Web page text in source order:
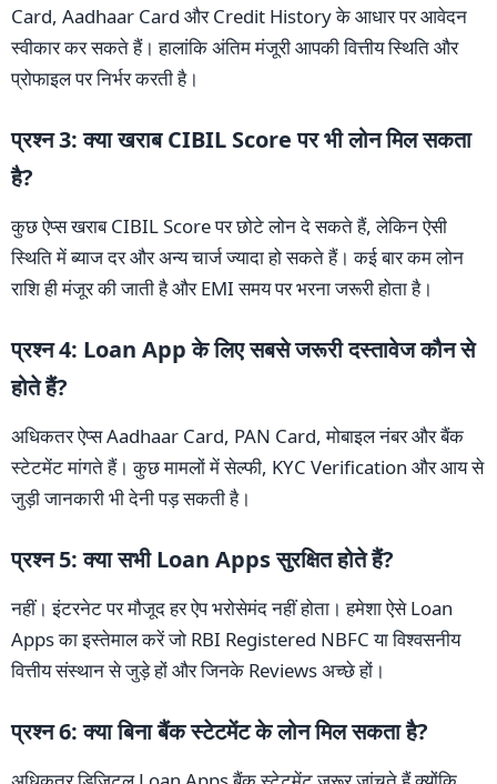
Card, Aadhaar Card और Credit History के आधार पर आवेदन
स्वीकार कर सकते हैं। हालांकि अंतिम मंजूरी आपकी वित्तीय स्थिति और
प्रोफाइल पर निर्भर करती है।
प्रश्न 3: क्या खराब CIBIL Score पर भी लोन मिल सकता
है?
कुछ ऐप्स खराब CIBIL Score पर छोटे लोन दे सकते हैं, लेकिन ऐसी
स्थिति में ब्याज दर और अन्य चार्ज ज्यादा हो सकते हैं। कई बार कम लोन
राशि ही मंजूर की जाती है और EMI समय पर भरना जरूरी होता है।
प्रश्न 4: Loan App के लिए सबसे जरूरी दस्तावेज कौन से
होते हैं?
अधिकतर ऐप्स Aadhaar Card, PAN Card, मोबाइल नंबर और बैंक
स्टेटमेंट मांगते हैं। कुछ मामलों में सेल्फी, KYC Verification और आय से
जुड़ी जानकारी भी देनी पड़ सकती है।
प्रश्न 5: क्या सभी Loan Apps सुरक्षित होते हैं?
नहीं। इंटरनेट पर मौजूद हर ऐप भरोसेमंद नहीं होता। हमेशा ऐसे Loan
Apps का इस्तेमाल करें जो RBI Registered NBFC या विश्वसनीय
वित्तीय संस्थान से जुड़े हों और जिनके Reviews अच्छे हों।
प्रश्न 6: क्या बिना बैंक स्टेटमेंट के लोन मिल सकता है?